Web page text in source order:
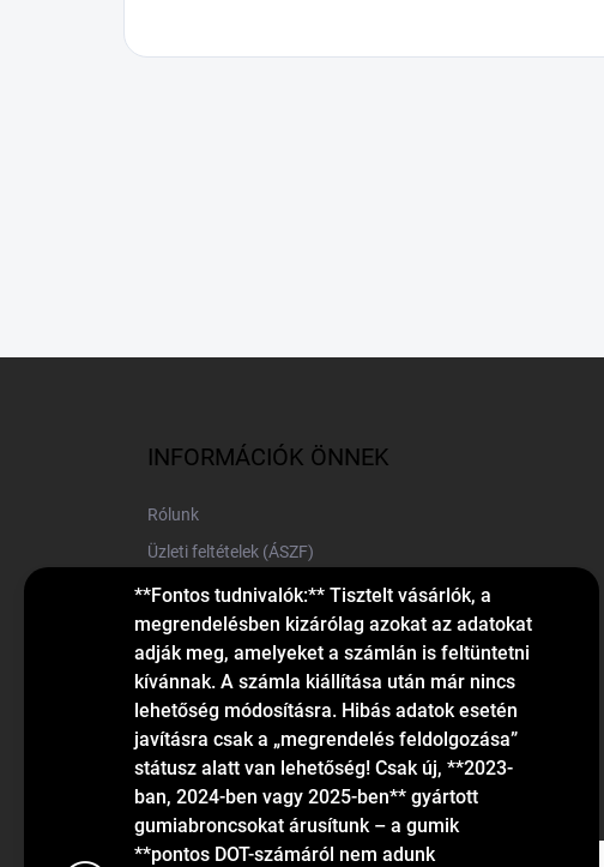
**Fontos tudnivalók:** Tisztelt vásárlók, a
megrendelésben kizárólag azokat az adatokat
adják meg, amelyeket a számlán is feltüntetni
kívánnak. A számla kiállítása után már nincs
lehetőség módosításra. Hibás adatok esetén
javításra csak a „megrendelés feldolgozása”
státusz alatt van lehetőség! Csak új, **2023-
ban, 2024-ben vagy 2025-ben** gyártott
gumiabroncsokat árusítunk – a gumik
**pontos DOT-számáról nem adunk
INFORMÁCIÓK ÖNNEK
Rólunk
Üzleti feltételek (ÁSZF)
Elérhetőségek
Blog
KAPCSOLAT